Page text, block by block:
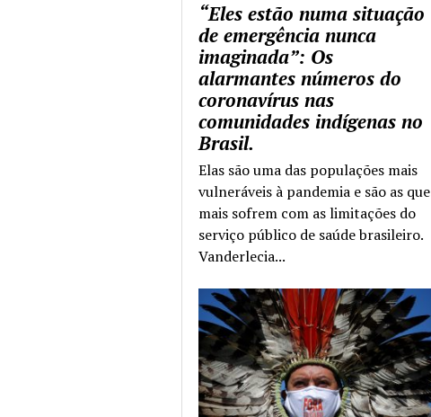
“Eles estão numa situação
de emergência nunca
imaginada”: Os
alarmantes números do
coronavírus nas
comunidades indígenas no
Brasil.
Elas são uma das populações mais
vulneráveis à pandemia e são as que
mais sofrem com as limitações do
serviço público de saúde brasileiro.
Vanderlecia...